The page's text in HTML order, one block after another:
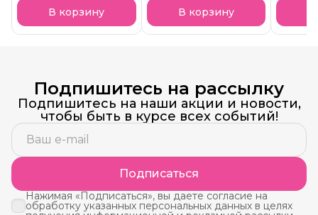
В корзину
В корзину
Подпишитесь на рассылку
Подпишитесь на наши акции и новости,
чтобы быть в курсе всех событий!
Подписаться
Нажимая «Подписаться», вы даете согласие на
обработку указанных персональных данных в целях